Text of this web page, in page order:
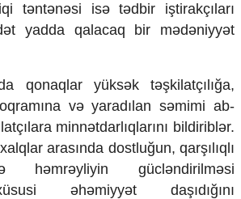
təntənəsi isə tədbir iştirakçıları
yadda qalacaq bir mədəniyyət
qonaqlar yüksək təşkilatçılığa,
və yaradılan səmimi ab-
minnətdarlıqlarını bildiriblər.
arasında dostluğun, qarşılıqlı
həmrəyliyin gücləndirilməsi
əhəmiyyət daşıdığını